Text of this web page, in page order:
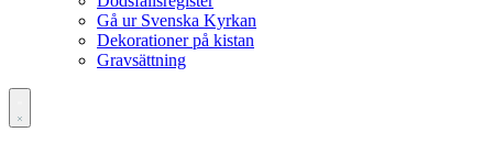
Gå ur Svenska Kyrkan
Dekorationer på kistan
Gravsättning